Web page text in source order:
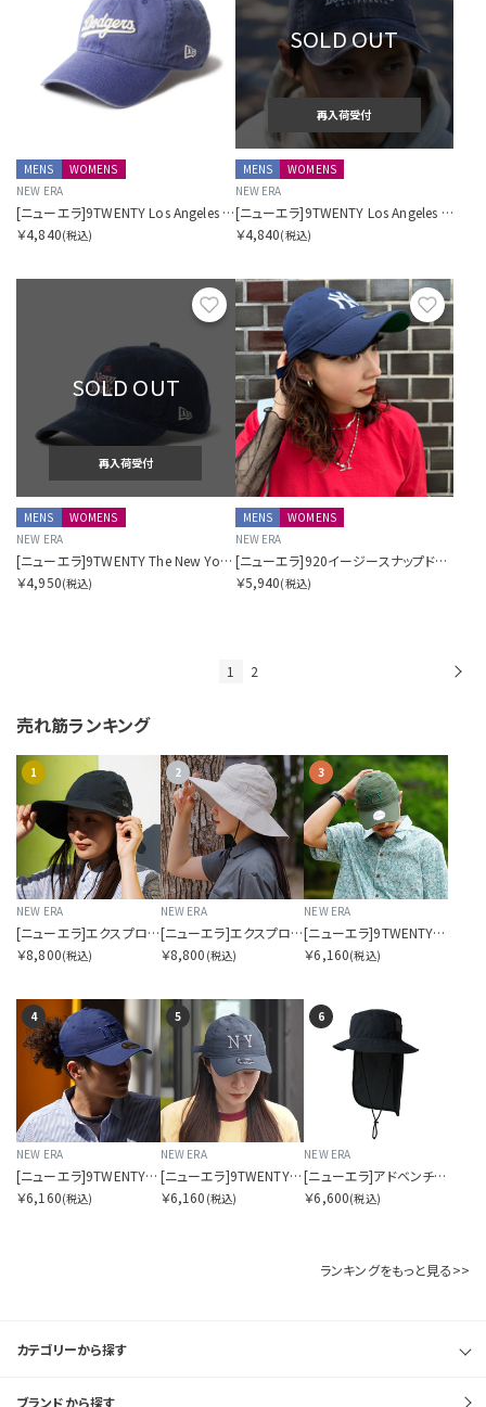
MENS
WOMENS
NEW ERA
[ニューエラ]9TWENTY Los Angeles Pack イタリアンウォッシュ ロサンゼルス・ドジャース
￥4,840(税込)
SOLD OUT
再入荷受付
MENS
WOMENS
NEW ERA
[ニューエラ]9TWENTY Los Angeles Pack イタリアンウォッシュ
￥4,840(税込)
お気に入り
SOLD OUT
再入荷受付
MENS
WOMENS
NEW ERA
[ニューエラ]9TWENTY The New York マイクロコーデュロイ
￥4,950(税込)
お気
MENS
WOMENS
NEW ERA
[ニューエラ]920イージースナップドットエア ニューヨーク・ヤンキース SORA別注
￥5,940(税込)
1 2
売れ筋ランキング
1
NEW ERA
[ニューエラ]エクスプローラー ワイドブリム ドットエアー SORA別注 ブラック
￥8,800(税込)
2
NEW ERA
[ニューエラ]エクスプローラー ワイドブリム ドットエアー SORA別注 ベージュ
￥8,800 (税込)
3
NEW ERA
[ニューエラ]9TWENTY ドットエアー SORA別注 ロングバイザー Dグリーン
￥6,160(税込)
4
NEW ERA
[ニューエラ]9TWENTY ドットエアー SORA別注 ロングバイザー ネイビー
￥6,160(税込)
5
NEW ERA
[ニューエラ]9TWENTY ドットエアー SORA別注 ロングバイザー ブラック
￥6,160 (税込)
6
NEW ERA
[ニューエラ]アドベンチャーライト サンシェード Tech Air Dot Air ブラック ニューエラアウトドア
￥6,600(税込)
ランキングをもっと見る>>
カテゴリーから探す
ブランドから探す